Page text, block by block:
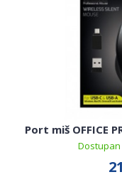
Port miš OFFICE